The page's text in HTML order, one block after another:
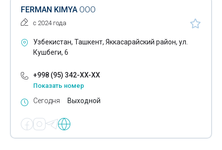
Строительно-ремонтные организации
Строительные леса
Строительные люльки
Промышленный альпинизм
Строительство гражданских объектов
Строительство фонтанов
Строительство инженерных коммуникаций
FERMAN KIMYA ООО
с 2024 года
Узбекистан, Ташкент, Яккасарайский район, ул.
Кушбеги, 6
+998 (95) 342-XX-XX
Показать номер
Сегодня Выходной